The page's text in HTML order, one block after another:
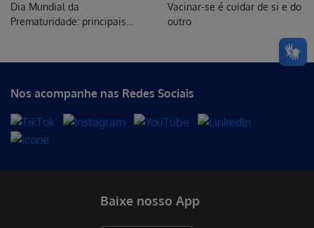
Dia Mundial da
Prematuridade: principais
Vacinar-se é cuidar de si e do
outro
Nos acompanhe nas Redes Sociais
Baixe nosso App